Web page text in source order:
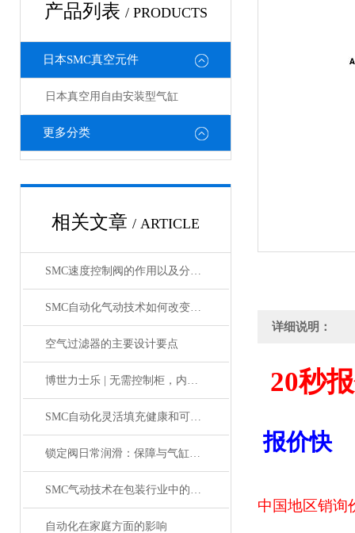
产品列表 / PRODUCTS
日本SMC真空元件
日本真空用自由安装型气缸
更多分类
相关文章 / ARTICLE
SMC速度控制阀的作用以及分类情况介绍
SMC自动化气动技术如何改变制造业?
空气过滤器的主要设计要点
博世力士乐 | 无需控制柜，内部物流新解决方案
SMC自动化灵活填充健康和可持续食品
锁定阀日常润滑：保障与气缸联动时的顺畅性
SMC气动技术在包装行业中的研究
自动化在家庭方面的影响
详细说明：
20秒
报价快
中国地区销询